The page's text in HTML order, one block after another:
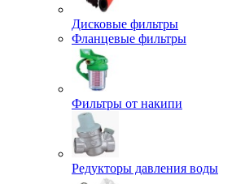
Дисковые фильтры
Фланцевые фильтры
Фильтры от накипи
Редукторы давления воды